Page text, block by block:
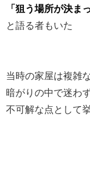
「狙う場所が決ま
と語る者もいた
当時の家屋は複雑
暗がりの中で迷わ
不可解な点として